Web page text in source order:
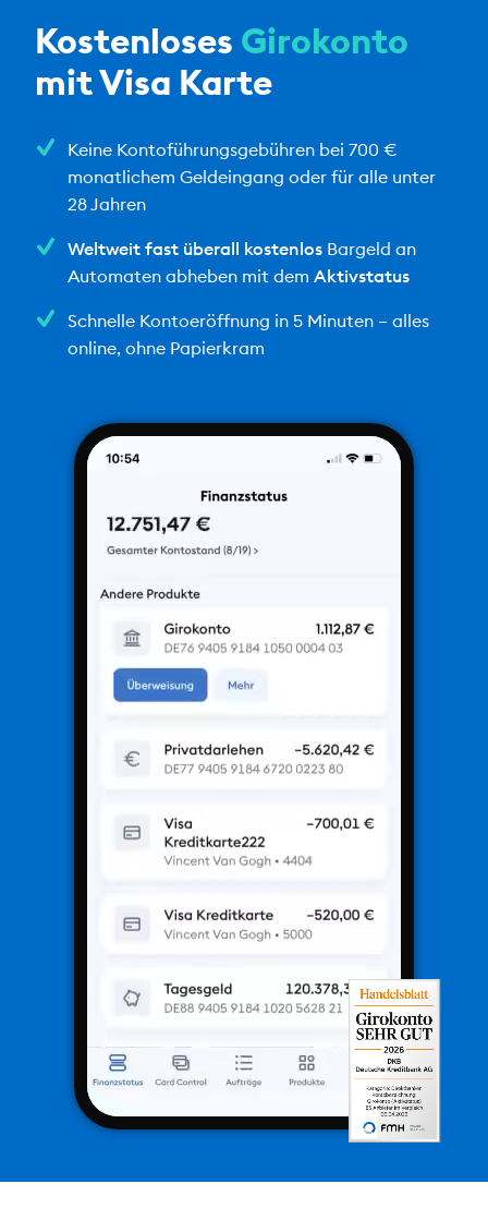
Kostenloses Girokonto
mit Visa Karte
Keine Kontoführungsgebühren bei 700 €
monatlichem Geldeingang oder für alle unter
28 Jahren
Weltweit fast überall kostenlosBargeld an
Automaten abheben mit dem Aktivstatus
Schnelle Kontoeröffnung in 5 Minuten – alles
online, ohne Papierkram